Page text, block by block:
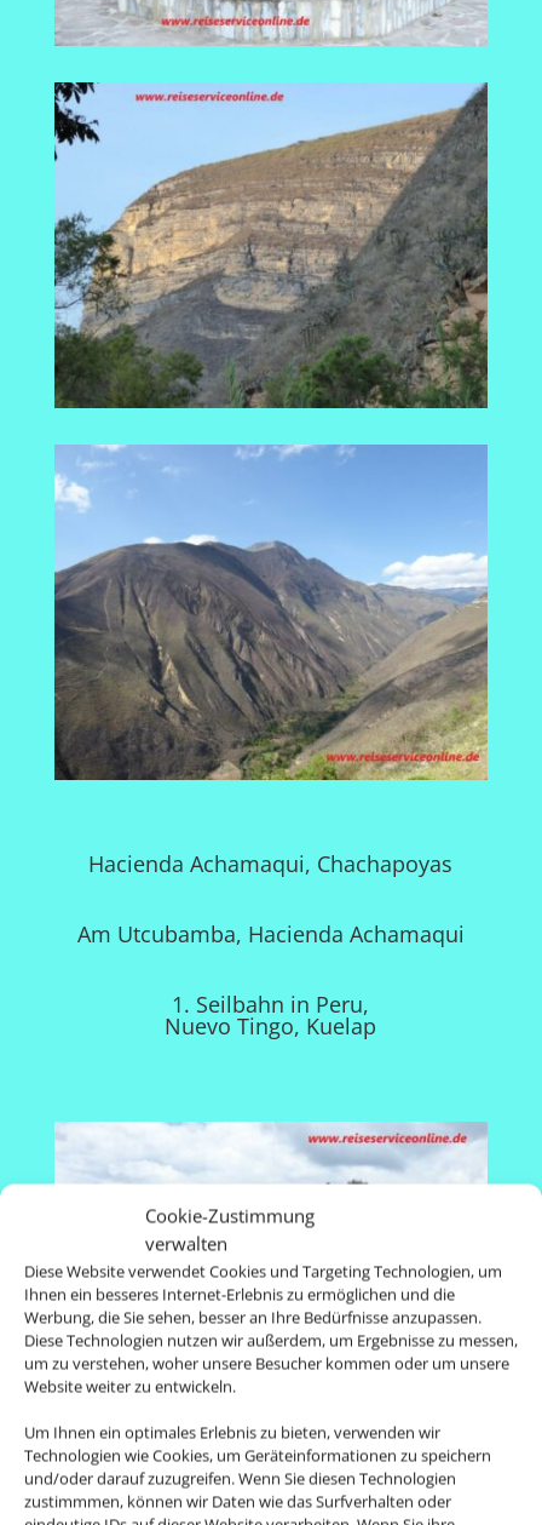
Cookie-Zustimmung
verwalten
Diese Website verwendet Cookies und Targeting Technologien, um
Ihnen ein besseres Internet-Erlebnis zu ermöglichen und die
Werbung, die Sie sehen, besser an Ihre Bedürfnisse anzupassen.
Diese Technologien nutzen wir außerdem, um Ergebnisse zu messen,
um zu verstehen, woher unsere Besucher kommen oder um unsere
Website weiter zu entwickeln.
Um Ihnen ein optimales Erlebnis zu bieten, verwenden wir
Technologien wie Cookies, um Geräteinformationen zu speichern
und/oder darauf zuzugreifen. Wenn Sie diesen Technologien
zustimmmen, können wir Daten wie das Surfverhalten oder
Hacienda Achamaqui, Chachapoyas
Am Utcubamba, Hacienda Achamaqui
1. Seilbahn in Peru,
Nuevo Tingo, Kuelap